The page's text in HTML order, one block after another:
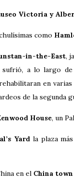
useo Victoria y
como
in-the-East,
sufrió, a lo largo de
en
de la segunda
House, un
Yardla plaza
en el China town